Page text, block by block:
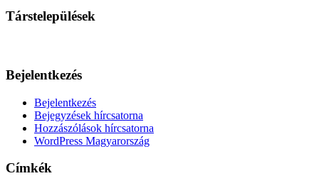
Társtelepülések
Bejelentkezés
Bejelentkezés
Bejegyzések hírcsatorna
Hozzászólások hírcsatorna
WordPress Magyarország
Címkék